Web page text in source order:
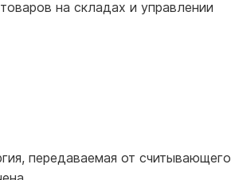
на складах и управлении
передаваемая от считывающего